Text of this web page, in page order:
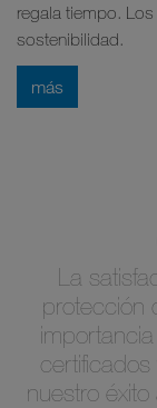
regala tiempo.
sostenibilidad.
más
La
protección
nuestro